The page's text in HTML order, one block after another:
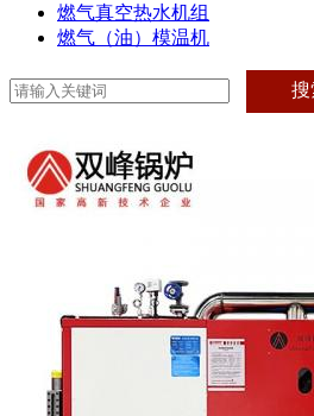
燃气真空热水机组
燃气（油）模温机